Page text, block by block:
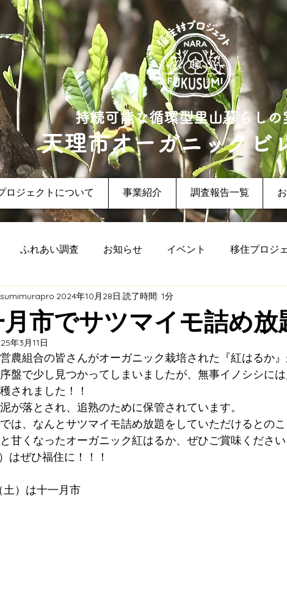
持続可能な循環型里山暮らしの
天理市オーガニックビ
ロジェクトについて 事業紹介 調査報告一覧
ふれあい調査 お知らせ イベント 移住プロジ
プロジェクト エネルギープロジェクト
ふくふく市
里山保全・活用
市でサツマイモ詰め放
2024年10月28日 読了時間: 1分
年3月11日
農組合の皆さんがオーガニック栽培された『紅はるか』
盤で少し見つかってしまいましたが、無事イノシシに
されました！！
が落とされ、追熟のために保管されています。
は、なんとサツマイモ詰め放題をしていただけるとのこ
甘くなったオーガニック紅はるか、ぜひご賞味ください
はぜひ福住に！！！
土）は十一月市